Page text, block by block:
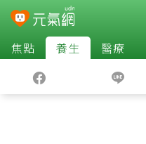
焦點 養生 醫療